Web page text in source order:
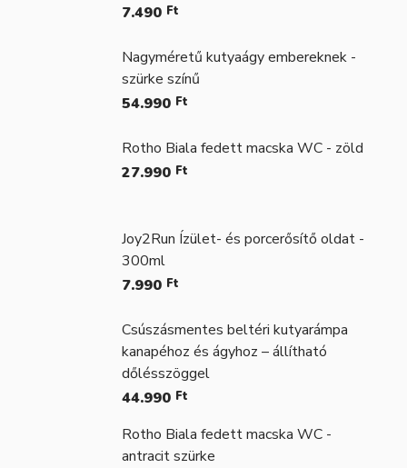
7.490 Ft
Nagyméretű kutyaágy embereknek -
szürke színű
54.990 Ft
Rotho Biala fedett macska WC - zöld
27.990 Ft
Joy2Run Ízület- és porcerősítő oldat -
300ml
7.990 Ft
Csúszásmentes beltéri kutyarámpa
kanapéhoz és ágyhoz – állítható
dőlésszöggel
44.990 Ft
Rotho Biala fedett macska WC -
antracit szürke